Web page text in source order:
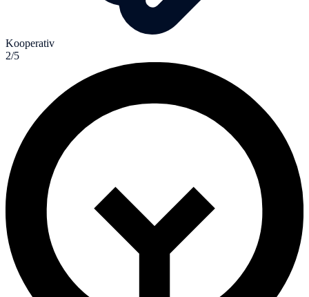
Kooperativ
2/5